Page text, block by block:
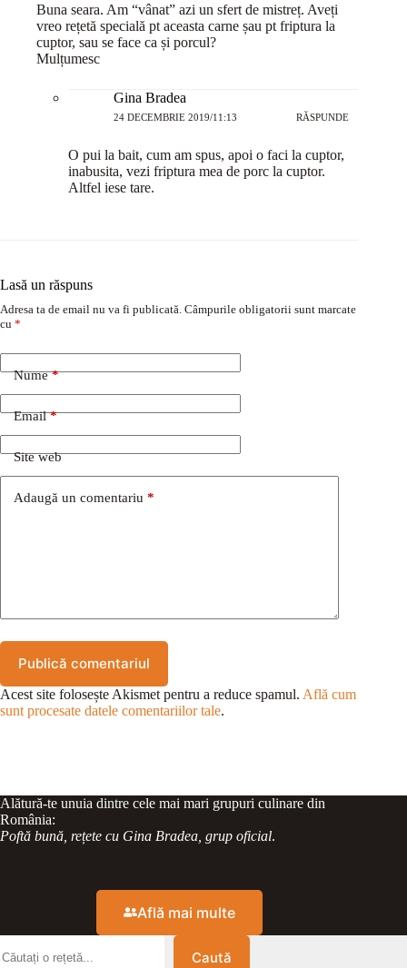
Buna seara. Am “vânat” azi un sfert de mistreț. Aveți
vreo rețetă specială pt aceasta carne șau pt friptura la
cuptor, sau se face ca și porcul?
Mulțumesc
Gina Bradea
24 DECEMBRIE 2019/11:13 RĂSPUNDE
O pui la bait, cum am spus, apoi o faci la cuptor,
inabusita, vezi friptura mea de porc la cuptor.
Altfel iese tare.
Lasă un răspuns
Adresa ta de email nu va fi publicată. Câmpurile obligatorii sunt marcate
cu *
Nume*
Email*
Site web
Adaugă un comentariu *
Publică comentariul
Acest site folosește Akismet pentru a reduce spamul. Află cum
sunt procesate datele comentariilor tale.
Alătură-te unuia dintre cele mai mari grupuri culinare din
România:
Poftă bună, rețete cu Gina Bradea, grup oficial.
Află mai multe
Caută